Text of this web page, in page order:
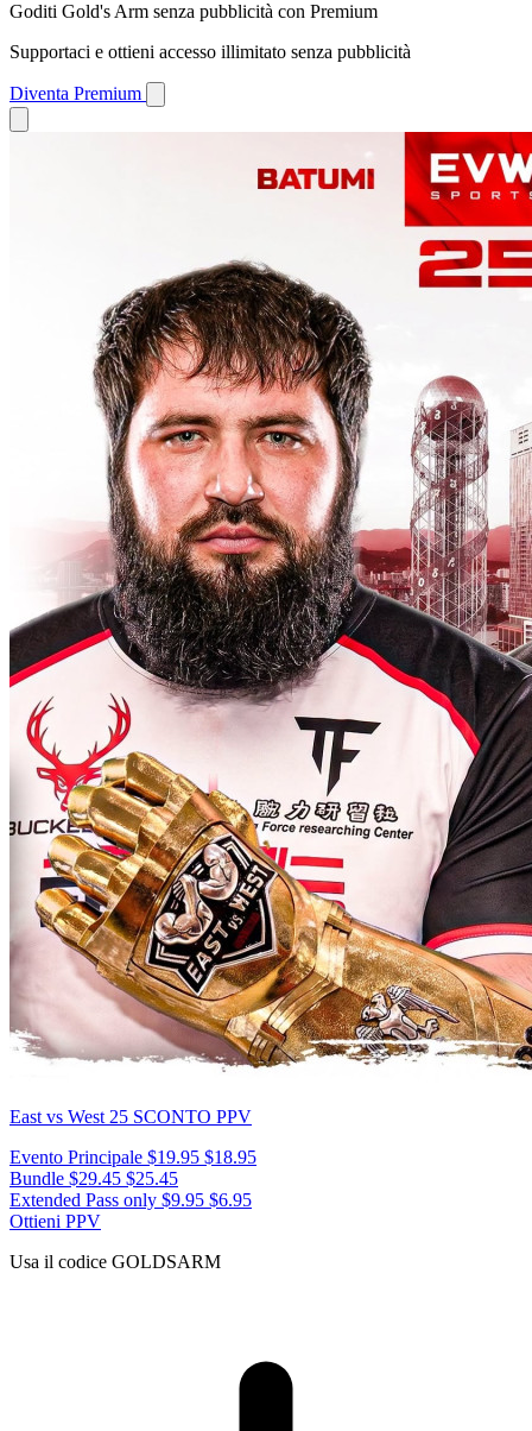
Goditi Gold's Arm senza pubblicità con Premium
Supportaci e ottieni accesso illimitato senza pubblicità
Diventa Premium
East vs West 25 SCONTO PPV
Evento Principale $19.95 $18.95
Bundle $29.45 $25.45
Extended Pass only $9.95 $6.95
Ottieni PPV
Usa il codice GOLDSARM